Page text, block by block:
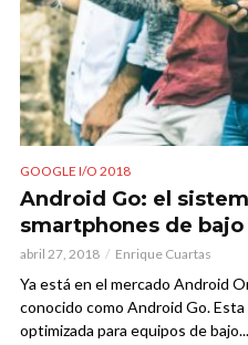
GOOGLE I/O 2018
Android Go: el
smartphones de
abril 27, 2018 Enrique Cuartas
Ya está en el mercado Android
conocido como Android Go.
optimizada para equipos de bajo...